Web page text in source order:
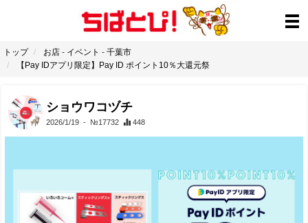
トップ お店 - イベント - 千葉市
【Pay IDアプリ限定】Pay ID ポイント10％大還元祭
ショウワコヅチ
2026/1/19 - №17732 448